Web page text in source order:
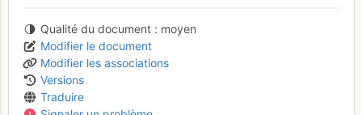
Qualité du document
moyen
Modifier le document
Modifier les associations
Versions
Traduire